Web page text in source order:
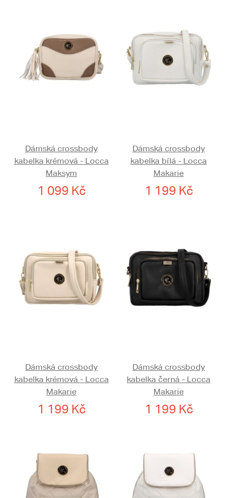
Dámská crossbody
kabelka krémová - Locca
Maksym
1 099 Kč
Dámská crossbody
kabelka bílá - Locca
Makarie
1 199 Kč
Dámská crossbody
kabelka krémová - Locca
Makarie
1 199 Kč
Dámská crossbody
kabelka černá - Locca
Makarie
1 199 Kč